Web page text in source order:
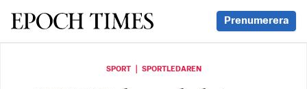
Svenska Epoch Times Prenumerera
SPORT ｜ SPORTLEDAREN